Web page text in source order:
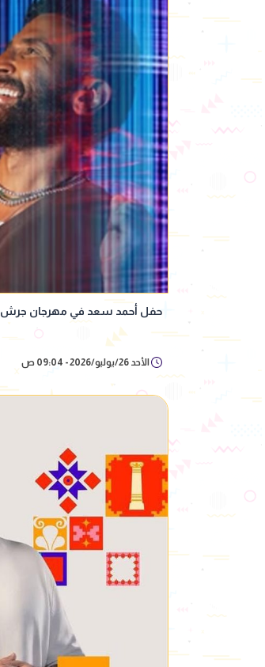
حفل أحمد سعد في مهرجان جرش 2026.. الليلة
الأحد 26/يوليو/2026 - 09:04 ص